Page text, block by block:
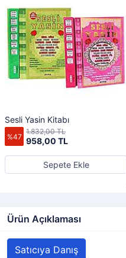
Sesli Yasin Kitabı
%47 958,00 TL
1.832,00 TL
Sepete Ekle
Ürün Açıklaması
Satıcıya Danış